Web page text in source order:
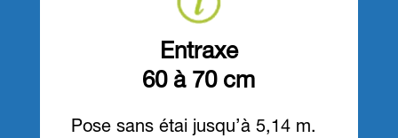
Entraxe
60 à 70 cm
Pose sans étai jusqu’à 5,14 m.